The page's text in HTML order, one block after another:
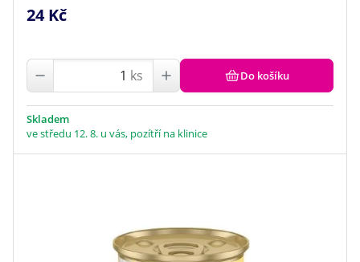
24 Kč
ks Do košíku
Skladem
ve středu 12. 8. u vás, pozítří na klinice